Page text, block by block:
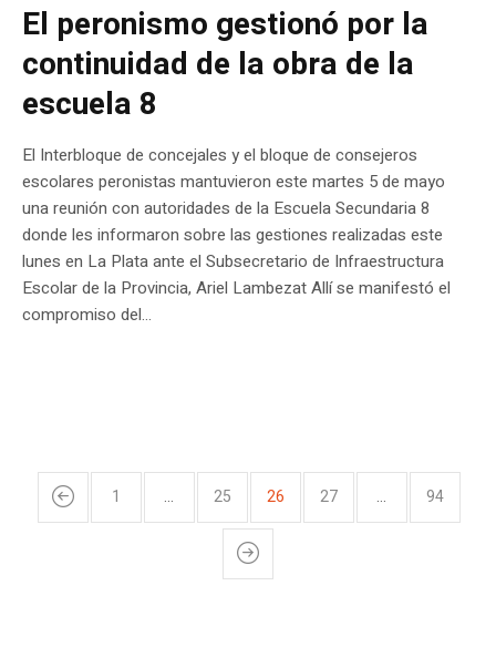
El peronismo gestionó por la
continuidad de la obra de la
escuela 8
El Interbloque de concejales y el bloque de consejeros
escolares peronistas mantuvieron este martes 5 de mayo
una reunión con autoridades de la Escuela Secundaria 8
donde les informaron sobre las gestiones realizadas este
lunes en La Plata ante el Subsecretario de Infraestructura
Escolar de la Provincia, Ariel Lambezat Allí se manifestó el
compromiso del...
1 … 25 26 27 … 94